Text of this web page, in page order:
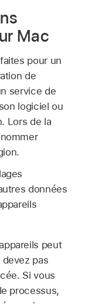
Mac
pour un
de
service de
logiciel ou
Lors de la
données
peut
pas
Si vous
processus,